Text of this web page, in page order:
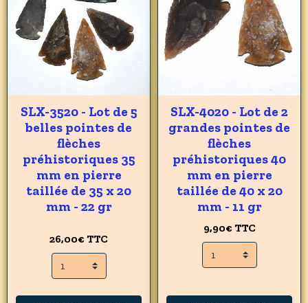
SLX-3520 - Lot de 5
belles pointes de
flèches
préhistoriques 35
mm en pierre
taillée de 35 x 20
mm - 22 gr
26,00€ TTC
SLX-4020 - Lot de 2
grandes pointes de
flèches
préhistoriques 40
mm en pierre
taillée de 40 x 20
mm - 11 gr
9,90€ TTC